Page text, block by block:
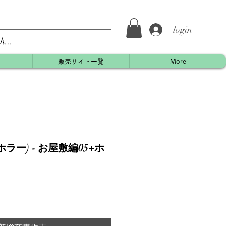
login
販売サイト一覧 More
ー) - お屋敷編05+ホ